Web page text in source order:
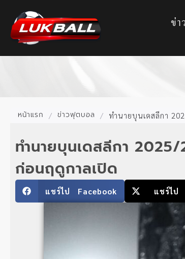
ข่
หน้าแรก / ข่าวฟุตบอล / ทำนายบุนเดสลีกา
ทำนายบุนเดสลีกา
ก่อนฤดูกาลเปิด
แชร์ไป Facebook แชร์ไป